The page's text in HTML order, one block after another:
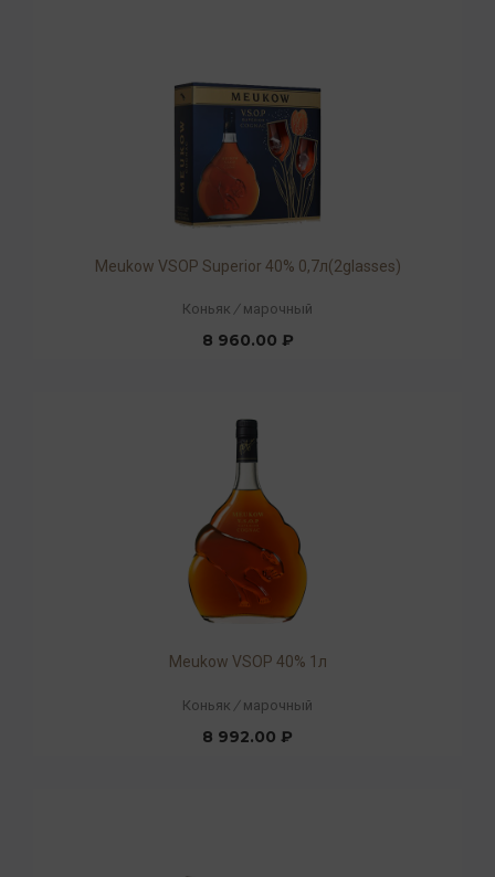
Meukow VSOP Superior 40% 0,7л(2glasses)
Коньяк / марочный
8 960.00 ₽
Meukow VSOP 40% 1л
Коньяк / марочный
8 992.00 ₽